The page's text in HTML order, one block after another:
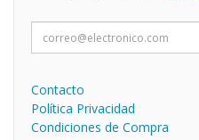
Contacto
Política Privacidad
Condiciones de Compra